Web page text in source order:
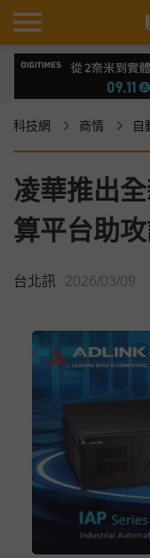
科技網 商情 自
凌華推出
算平台助
台北訊 2026/03/09